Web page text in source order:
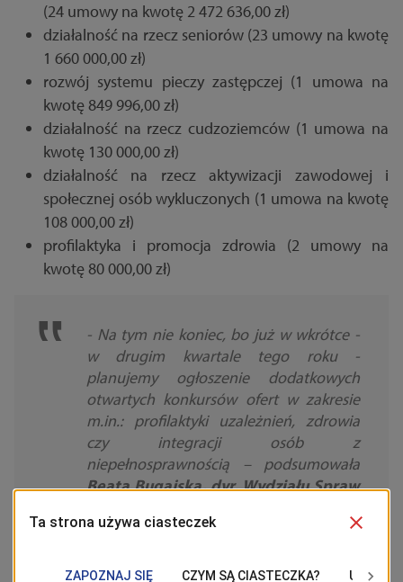
(24 umowy na kwotę 2 472 636,00 zł)
działalność na rzecz seniorów (23 umowy na kwotę
1 660 000,00 zł)
rozwój systemu pieczy zastępczej (1 umowa na
kwotę 849 996,00 zł)
działalność na rzecz cudzoziemców (1 umowa na
kwotę 130 000,00 zł)
działalność na rzecz aktywizacji zawodowej i
społecznej osób wykluczonych (1 umowa na kwotę
108 000,00 zł)
profilaktyka i promocja zdrowia (2 umowy na
kwotę 80 000,00 zł)
- Na tym nie koniec, bo już w wkrótce -
w drugim kwartale tego roku -
planujemy ogłoszenie dodatkowych
otwartych konkursów ofert w zakresie
m.in.: profilaktyki uzależnień, zdrowia
czy integracji osób z
niepełnosprawnością – podsumowała
Beata Bugajska, dyr. Wydziału Spraw